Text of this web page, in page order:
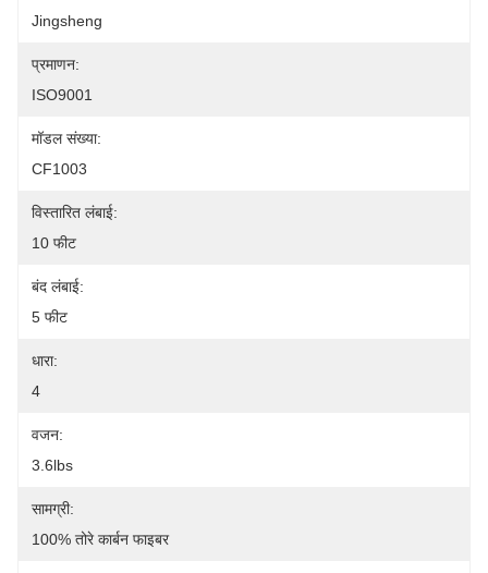
Jingsheng
प्रमाणन:
ISO9001
मॉडल संख्या:
CF1003
विस्तारित लंबाई:
10 फीट
बंद लंबाई:
5 फीट
धारा:
4
वजन:
3.6lbs
सामग्री:
100% तोरे कार्बन फाइबर